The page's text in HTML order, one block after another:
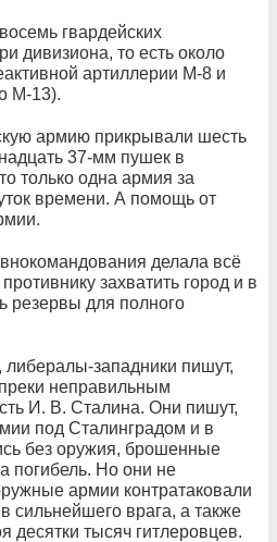
гвардейских
дивизиона, то есть около
артиллерии М-8 и
М-13).
армию прикрывали шесть
37-мм пушек в
только одна армия за
времени. А помощь от
делала всё
захватить город и в
резервы для полного
западники пишут,
неправильным
И. В. Сталина. Они пишут,
под Сталинградом и в
без оружия, брошенные
погибель. Но они не
армии контратаковали
сильнейшего врага, а также
десятки тысяч гитлеровцев.